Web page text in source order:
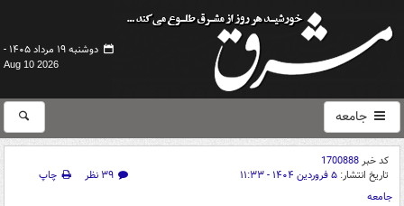
دوشنبه ۱۹ مرداد ۱۴۰۵ -
Aug 10 2026
جامعه
کد خبر1700888
تاریخ انتشار: ۵ فروردین ۱۴۰۴ - ۱۱:۳۳ ۳۹ نظر
چاپ
جامعه